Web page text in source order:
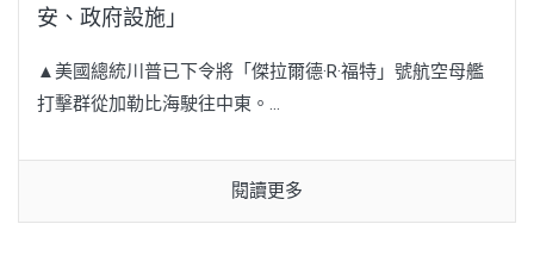
安、政府設施」
▲美國總統川普已下令將「傑拉爾德·R·福特」號航空母艦
打擊群從加勒比海駛往中東。...
閱讀更多